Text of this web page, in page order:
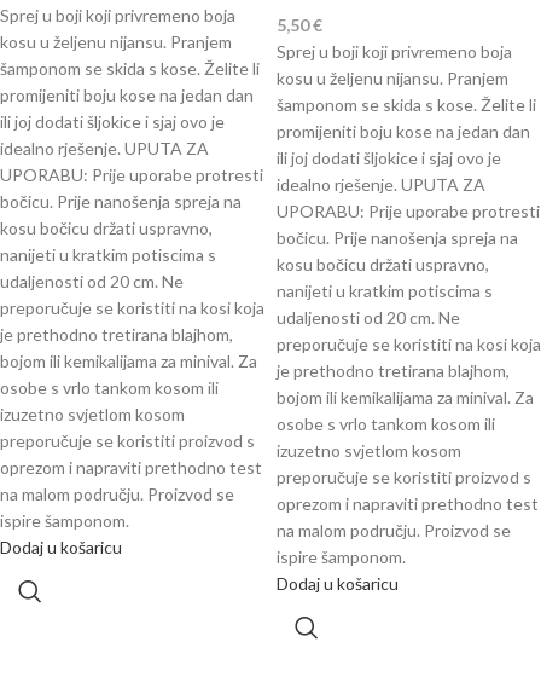
Sprej u boji koji privremeno boja
kosu u željenu nijansu. Pranjem
šamponom se skida s kose. Želite li
promijeniti boju kose na jedan dan
ili joj dodati šljokice i sjaj ovo je
idealno rješenje. UPUTA ZA
UPORABU: Prije uporabe protresti
bočicu. Prije nanošenja spreja na
kosu bočicu držati uspravno,
nanijeti u kratkim potiscima s
udaljenosti od 20 cm. Ne
preporučuje se koristiti na kosi koja
je prethodno tretirana blajhom,
bojom ili kemikalijama za minival. Za
osobe s vrlo tankom kosom ili
izuzetno svjetlom kosom
preporučuje se koristiti proizvod s
oprezom i napraviti prethodno test
na malom području. Proizvod se
ispire šamponom.
Dodaj u košaricu
5,50€
Sprej u boji koji privremeno boja
kosu u željenu nijansu. Pranjem
šamponom se skida s kose. Želite li
promijeniti boju kose na jedan dan
ili joj dodati šljokice i sjaj ovo je
idealno rješenje. UPUTA ZA
UPORABU: Prije uporabe protresti
bočicu. Prije nanošenja spreja na
kosu bočicu držati uspravno,
nanijeti u kratkim potiscima s
udaljenosti od 20 cm. Ne
preporučuje se koristiti na kosi koja
je prethodno tretirana blajhom,
bojom ili kemikalijama za minival. Za
osobe s vrlo tankom kosom ili
izuzetno svjetlom kosom
preporučuje se koristiti proizvod s
oprezom i napraviti prethodno test
na malom području. Proizvod se
ispire šamponom.
Dodaj u košaricu